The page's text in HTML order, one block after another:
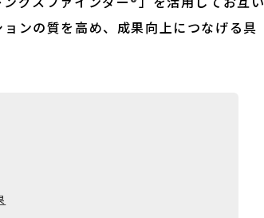
ンの質を高め、成果向上につなげる具